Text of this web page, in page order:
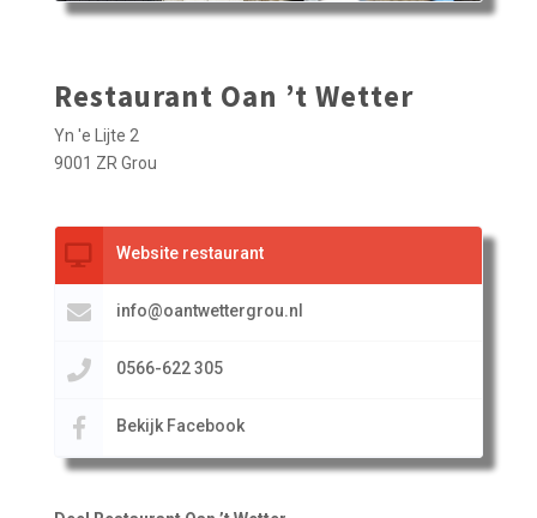
Restaurant Oan ’t Wetter
Yn 'e Lijte 2
9001 ZR Grou
Website restaurant
info@oantwettergrou.nl
0566-622 305
Bekijk Facebook